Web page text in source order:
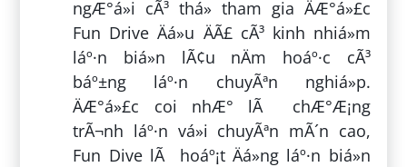
ngÆ°á»i cÃ³ thá» tham gia ÄÆ°á»£c
Fun Drive Äá»u ÄÃ£ cÃ³ kinh nhiá»m
láº·n biá»n lÃ¢u nÄm hoáº·c cÃ³
báº±ng láº·n chuyÃªn nghiá»p.
ÄÆ°á»£c coi nhÆ° lÃ chÆ°Æ¡ng
trÃ¬nh láº·n vá»i chuyÃªn mÃ´n cao,
Fun Dive lÃ hoáº¡t Äá»ng láº·n biá»n